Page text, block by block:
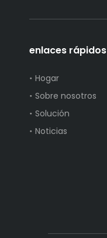
enlaces rápidos
Hogar
Sobre nosotros
Solución
Noticias